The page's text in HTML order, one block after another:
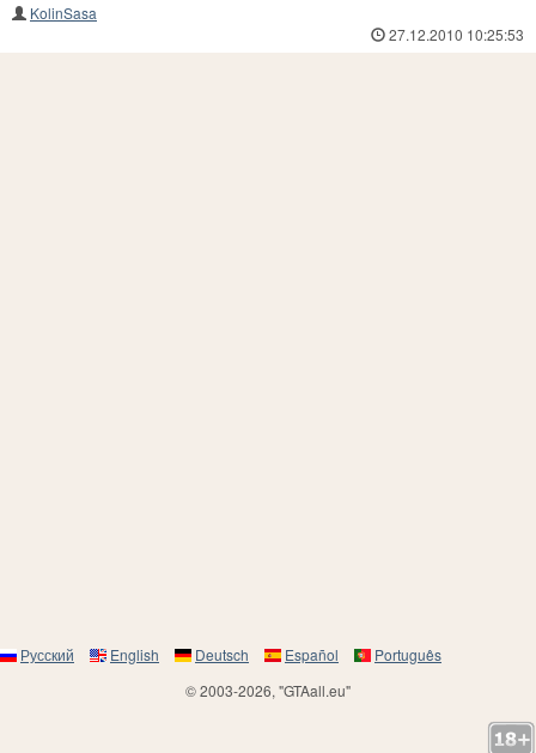
KolinSasa
27.12.2010 10:25:53
Русский English Deutsch Español
Português
© 2003-2026, "GTAall.eu"